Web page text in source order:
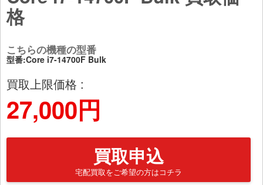
格
こちらの機種の型番
型番:Core i7-14700F Bulk
買取上限価格 :
27,000円
買取申込
宅配買取をご希望の方はコチラ